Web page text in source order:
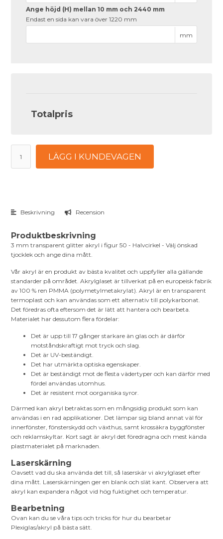
Ange höjd (H) mellan 10 mm och 2440 mm
Endast en sida kan vara över 1220 mm
mm
Totalpris
LÄGG I KUNDEVAGEN
Beskrivning Recension
Produktbeskrivning
3 mm transparent glitter akryl i figur 50 - Halvcirkel - Välj önskad
tjocklek och ange dina mått.
Vår akryl är en produkt av bästa kvalitet och uppfyller alla gällande
standarder på området. Akrylglaset är tillverkat på en europeisk fabrik
av 100 % ren PMMA (polymetylmetakrylat). Akryl är en transparent
termoplast och kan användas som ett alternativ till polykarbonat.
Det föredras ofta eftersom det är lätt att hantera och bearbeta.
Materialet har dessutom flera fördelar:
Det är upp till 17 gånger starkare än glas och är därför
motståndskraftigt mot tryck och slag.
Det är UV-beständigt.
Det har utmärkta optiska egenskaper.
Det är beständigt mot de flesta vädertyper och kan därför med
fördel användas utomhus.
Det är resistent mot oorganiska syror.
Därmed kan akryl betraktas som en mångsidig produkt som kan
användas i en rad applikationer. Det lämpar sig bland annat väl för
innerfönster, fönsterskydd och växthus, samt krossäkra byggfönster
och reklamskyltar. Kort sagt är akryl det föredragna och mest kända
plastmaterialet på marknaden.
Laserskärning
Oavsett vad du ska använda det till, så laserskär vi akrylglaset efter
dina mått. Laserskärningen ger en blank och slät kant. Observera att
akryl kan expandera något vid hög fuktighet och temperatur.
Bearbetning
Ovan kan du se våra tips och tricks för hur du bearbetar
Plexiglas/akryl på bästa sätt.